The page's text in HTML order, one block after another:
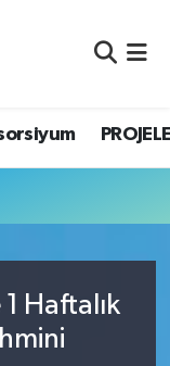
Haftalık